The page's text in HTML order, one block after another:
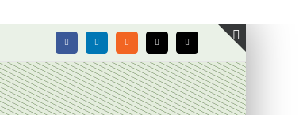
FacebookLinkedIn Rss X Email
Toggle
area
barra